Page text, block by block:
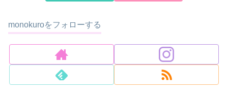
monokuroをフォローする